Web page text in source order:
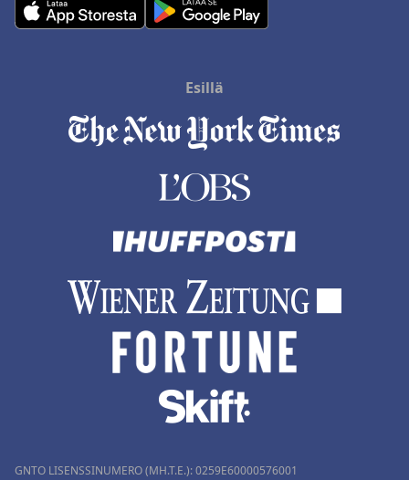
Esillä
GNTO LISENSSINUMERO (MH.T.E.): 0259Ε60000576001